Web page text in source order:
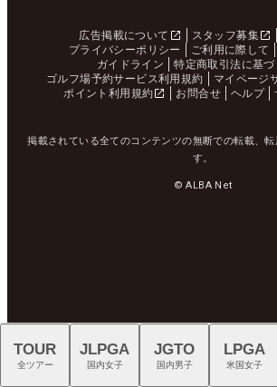
広告掲載について スタッフ募集
プライバシーポリシー
ご利用に際して
ガイドライン
特定商取引法に基
ゴルフ場予約サービス利用規約
マイページ
ポイント利用規約
お問合せ ヘルプ
掲載されている全てのコンテンツの無断での転載、
す。
© ALBA Net
TOUR
全ツアー
JLPGA
国内女子
JGTO
国内男子
LPGA
米国女子